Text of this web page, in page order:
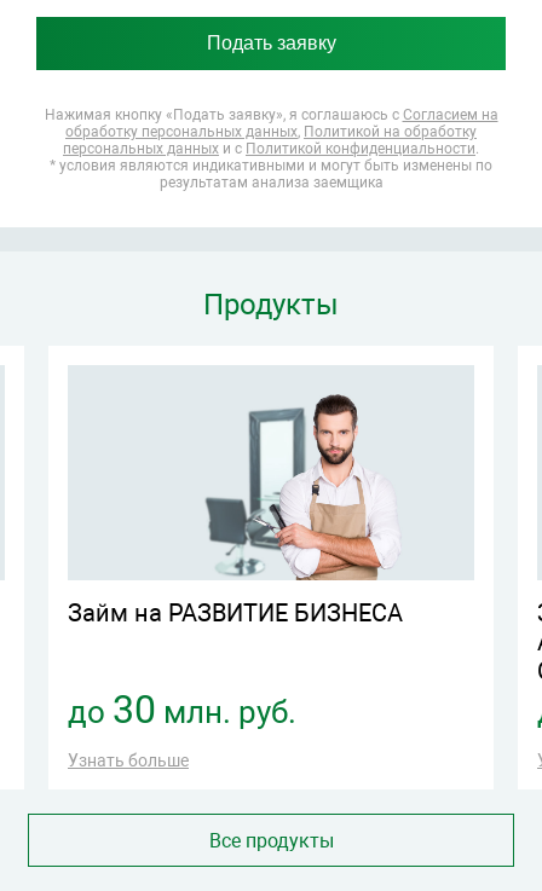
Нажимая кнопку «Подать заявку», я соглашаюсь с Согласием на
обработку персональных данных, Политикой на обработку
персональных данных и с Политикой конфиденциальности.
* условия являются индикативными и могут быть изменены по
результатам анализа заемщика
Продукты
Займ на РАЗВИТИЕ БИЗНЕСА
до 30 млн. руб.
Узнать больше
Все продукты